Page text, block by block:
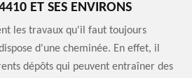
ET SES ENVIRONS
les travaux qu'il faut toujours
d'une cheminée. En effet, il
dépôts qui peuvent entraîner des